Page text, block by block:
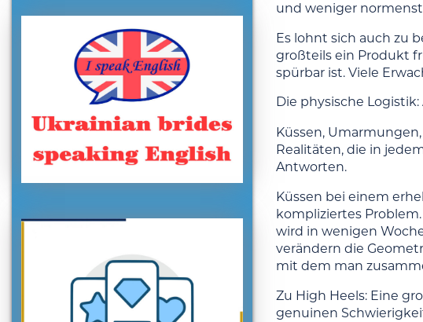
und weniger
Es lohnt sich auch zu
großteils ein Produkt
spürbar ist. Viele
Die physische
Küssen,
Realitäten, die in
Antworten.
Küssen bei einem
kompliziertes
wird in wenigen
verändern die
mit dem man
Zu High Heels: Eine
genuinen